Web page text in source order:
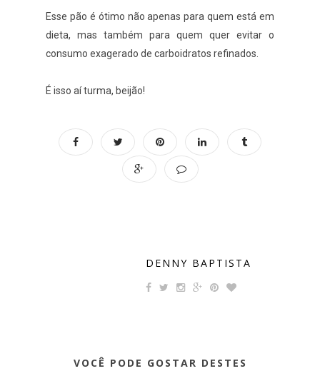
Esse pão é ótimo não apenas para quem está em
dieta, mas também para quem quer evitar o
consumo exagerado de carboidratos refinados.
É isso aí turma, beijão!
DENNY BAPTISTA
VOCÊ PODE GOSTAR DESTES